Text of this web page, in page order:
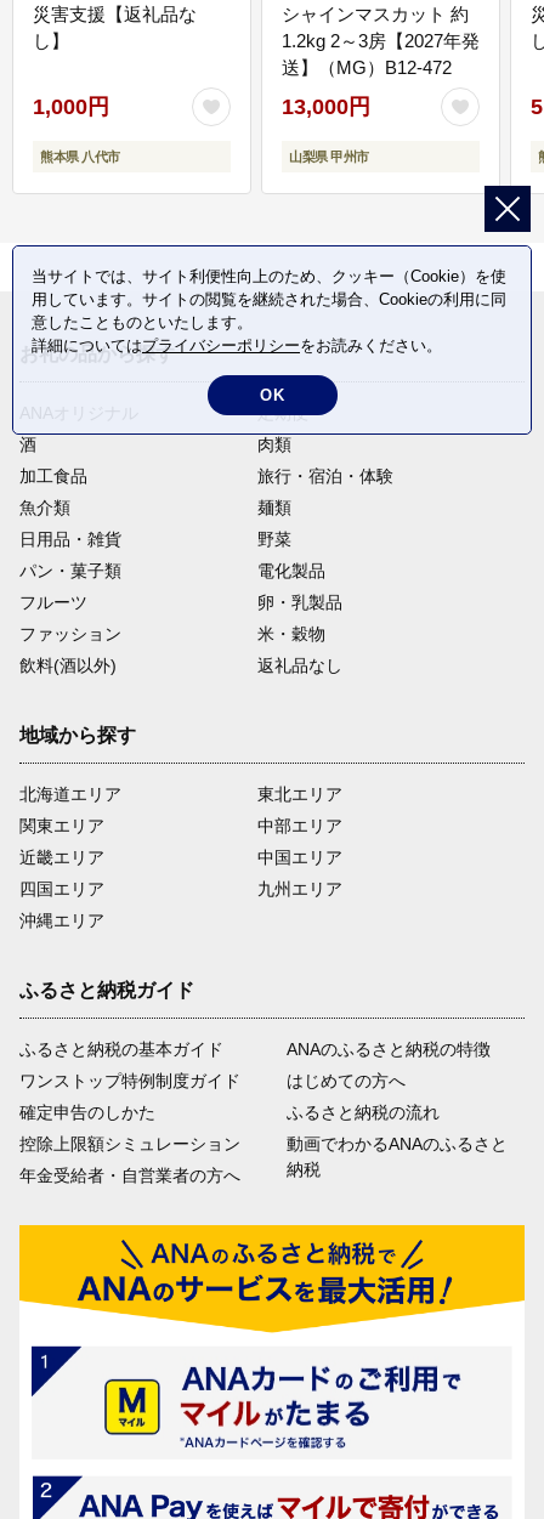
災害支援【返礼品な
し】
1,000円
熊本県 八代市
シャインマスカット 約
1.2kg 2～3房【2027年発
送】（MG）B12-472
13,000円
山梨県 甲州市
お礼の品から探す
定期便
酒
肉類
加工食品
旅行・宿泊・体験
魚介類
麺類
日用品・雑貨
野菜
パン・菓子類
電化製品
フルーツ
卵・乳製品
ファッション
米・穀物
飲料(酒以外)
返礼品なし
地域から探す
北海道エリア
関東エリア
近畿エリア
四国エリア
沖縄エリア
東北エリア
中部エリア
中国エリア
九州エリア
ふるさと納税ガイド
ふるさと納税の基本ガイド
ワンストップ特例制度ガイド
確定申告のしかた
控除上限額シミュレーション
年金受給者・自営業者の方へ
ANAのふるさと納税の特徴
はじめての方へ
ふるさと納税の流れ
動画でわかるANAのふるさと
納税
当サイトでは、サイト利便性向上のため、クッキー（Cookie）を使
用しています。サイトの閲覧を継続された場合、Cookieの利用に同
意したことものといたします。
詳細についてはプライバシーポリシーをお読みください。
OK